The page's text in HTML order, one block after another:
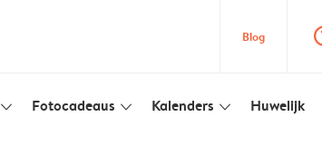
Blog
slim_arrow_down Fotocadeaus slim_arrow_down Kalenders slim_arrow_down Huwelijk